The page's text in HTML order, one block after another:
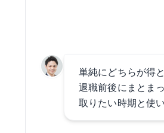
単純にどちらが得
退職前後にまとま
取りたい時期と使